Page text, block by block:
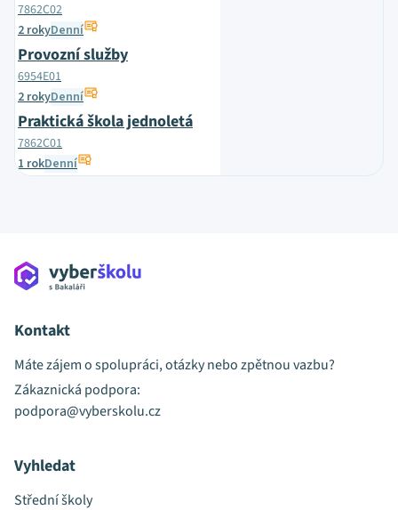
7862C02
2 rokyDenní
Provozní služby
6954E01
2 rokyDenní
Praktická škola jednoletá
7862C01
1 rokDenní
Kontakt
Máte zájem o spolupráci, otázky nebo zpětnou vazbu?
Zákaznická podpora:
podpora@vyberskolu.cz
Vyhledat
Střední školy